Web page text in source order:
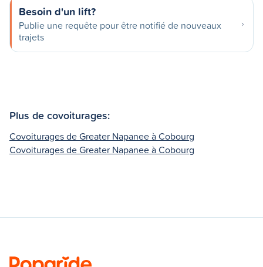
Besoin d'un lift?
Publie une requête pour être notifié de nouveaux
trajets
Plus de covoiturages:
Covoiturages de Greater Napanee à Cobourg
Covoiturages de Greater Napanee à Cobourg